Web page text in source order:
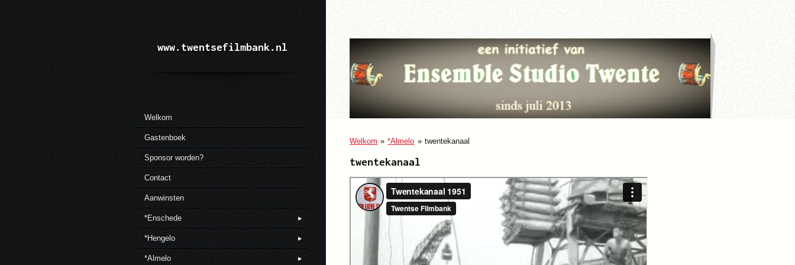
Welkom » *Almelo » twentekanaal
twentekanaal
www.twentsefilmbank.nl
Welkom
Gastenboek
Sponsor worden?
Contact
Aanwinsten
*Enschede
*Hengelo
*Almelo